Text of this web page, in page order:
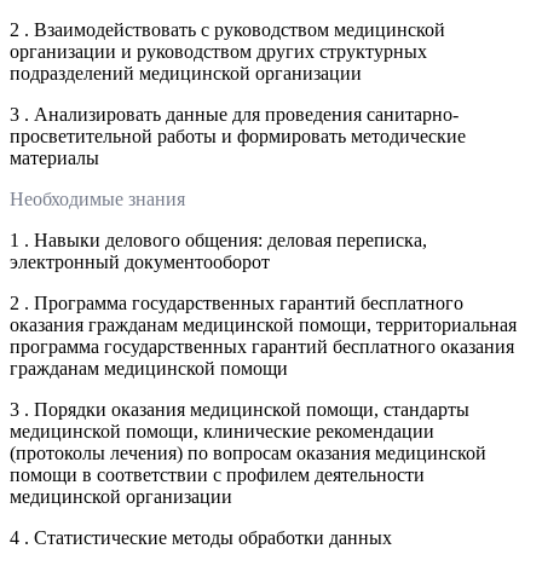
2 . Взаимодействовать с руководством медицинской
организации и руководством других структурных
подразделений медицинской организации
3 . Анализировать данные для проведения санитарно-
просветительной работы и формировать методические
материалы
Необходимые знания
1 . Навыки делового общения: деловая переписка,
электронный документооборот
2 . Программа государственных гарантий бесплатного
оказания гражданам медицинской помощи, территориальная
программа государственных гарантий бесплатного оказания
гражданам медицинской помощи
3 . Порядки оказания медицинской помощи, стандарты
медицинской помощи, клинические рекомендации
(протоколы лечения) по вопросам оказания медицинской
помощи в соответствии с профилем деятельности
медицинской организации
4 . Статистические методы обработки данных